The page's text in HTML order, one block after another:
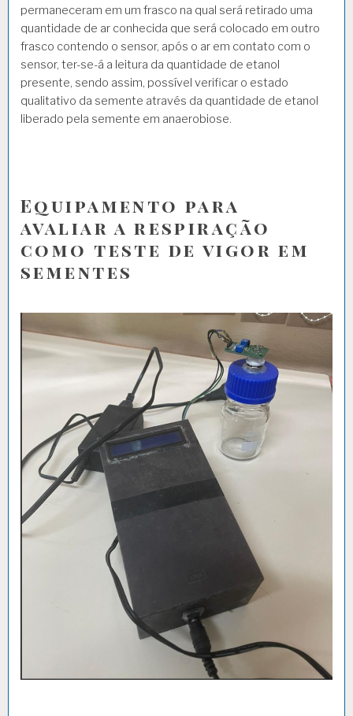
permaneceram em um frasco na qual será retirado uma
quantidade de ar conhecida que será colocado em outro
frasco contendo o sensor, após o ar em contato com o
sensor, ter-se-á a leitura da quantidade de etanol
presente, sendo assim, possível verificar o estado
qualitativo da semente através da quantidade de etanol
liberado pela semente em anaerobiose.
Equipamento para
avaliar a respiração
como teste de vigor em
sementes